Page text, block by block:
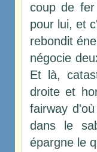
coup de
pour lui, et
rebondit
négocie
Et là,
droite et
fairway
dans le
épargne le